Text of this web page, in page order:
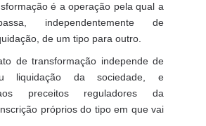
é a operação pela qual a
independentemente de
de um tipo para outro.
de transformação independe de
liquidação da sociedade, e
preceitos reguladores da
próprios do tipo em que vai